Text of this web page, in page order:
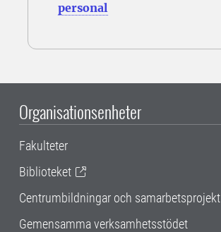
personal
Organisationsenheter
Fakulteter
Biblioteket
Centrumbildningar och samarbetsprojekt
Gemensamma verksamhetsstödet